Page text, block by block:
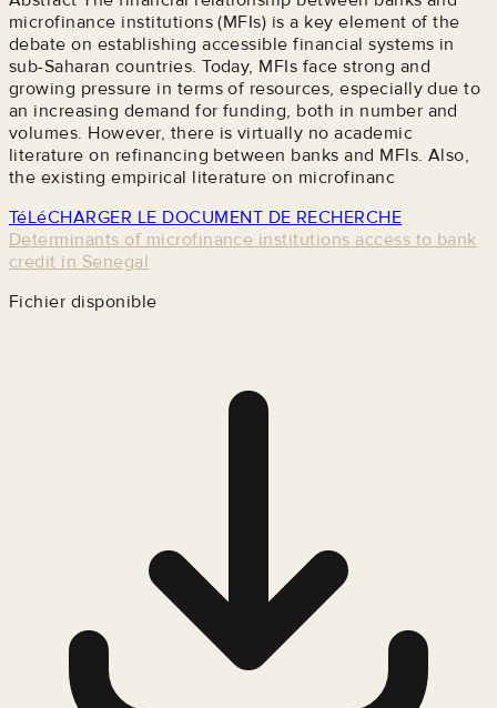
microfinance institutions (MFIs) is a key element of the
debate on establishing accessible financial systems in
sub-Saharan countries. Today, MFIs face strong and
growing pressure in terms of resources, especially due to
an increasing demand for funding, both in number and
volumes. However, there is virtually no academic
literature on refinancing between banks and MFIs. Also,
the existing empirical literature on microfinanc
TéLéCHARGER LE DOCUMENT DE RECHERCHE
Determinants of microfinance institutions access to bank
credit in Senegal
Fichier disponible